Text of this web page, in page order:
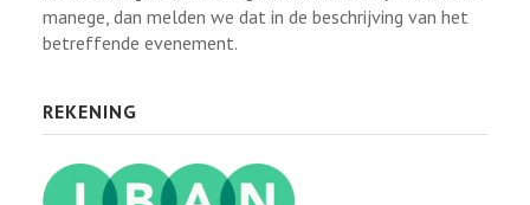
manege, dan melden we dat in de beschrijving van het
betreffende evenement.
REKENING